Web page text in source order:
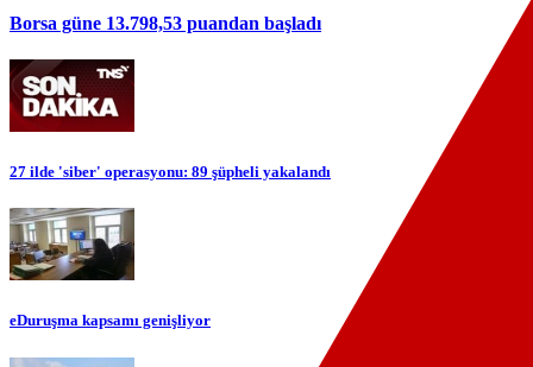
Borsa güne 13.798,53 puandan başladı
27 ilde 'siber' operasyonu: 89 şüpheli yakalandı
eDuruşma kapsamı genişliyor